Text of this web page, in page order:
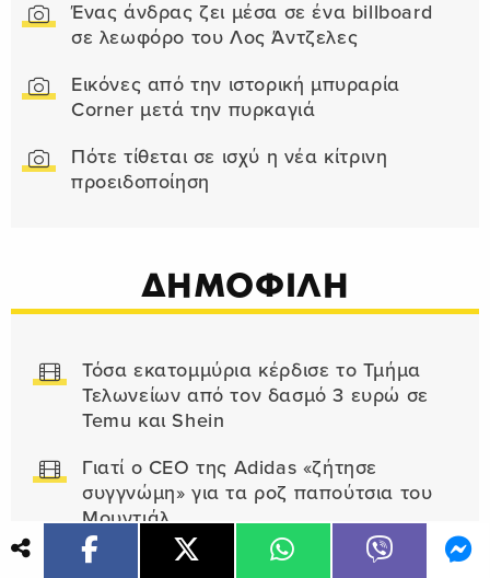
Ένας άνδρας ζει μέσα σε ένα billboard
σε λεωφόρο του Λος Άντζελες
Εικόνες από την ιστορική μπυραρία
Corner μετά την πυρκαγιά
Πότε τίθεται σε ισχύ η νέα κίτρινη
προειδοποίηση
ΔΗΜΟΦΙΛΗ
Τόσα εκατομμύρια κέρδισε το Τμήμα
Τελωνείων από τον δασμό 3 ευρώ σε
Temu και Shein
Γιατί ο CEO της Adidas «ζήτησε
συγγνώμη» για τα ροζ παπούτσια του
Μουντιάλ
Καθηγητής έστησε παγίδα σε